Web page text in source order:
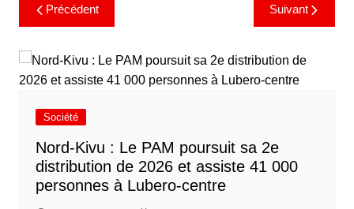
Précédent Suivant
Société
Nord-Kivu : Le PAM poursuit sa 2e
distribution de 2026 et assiste 41 000
personnes à Lubero-centre